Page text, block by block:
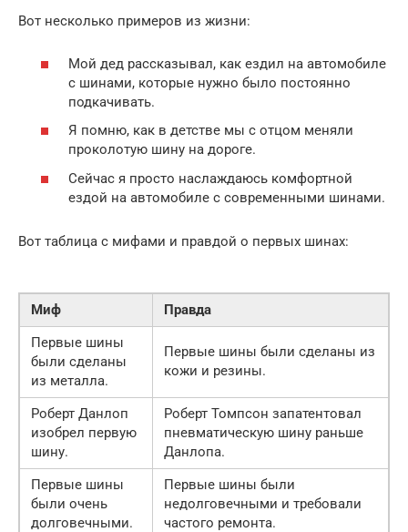
Вот несколько примеров из жизни:
Мой дед рассказывал, как ездил на автомобиле
с шинами, которые нужно было постоянно
подкачивать.
Я помню, как в детстве мы с отцом меняли
проколотую шину на дороге.
Сейчас я просто наслаждаюсь комфортной
ездой на автомобиле с современными шинами.
Вот таблица с мифами и правдой о первых шинах:
Миф
Правда
Первые шины
были сделаны
из металла.
Первые шины были сделаны из
кожи и резины.
Роберт Данлоп
изобрел первую
шину.
Роберт Томпсон запатентовал
пневматическую шину раньше
Данлопа.
Первые шины
были очень
долговечными.
Первые шины были
недолговечными и требовали
частого ремонта.